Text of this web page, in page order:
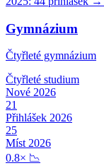
Gymnázium
Čtyřleté gymnázium
Čtyřleté studium
Nové 2026
21
Přihlášek 2026
25
Míst 2026
0.8× 📉